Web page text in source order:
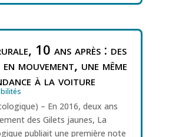
10 ans après : des
mouvement, une même
à la voiture
– En 2016, deux ans
des Gilets jaunes, La
publiait une première note